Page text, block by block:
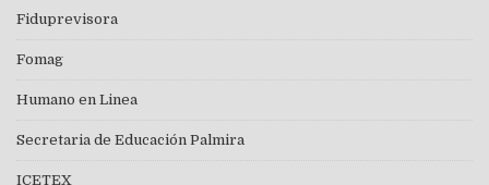
Fiduprevisora
Fomag
Humano en Linea
Secretaria de Educación Palmira
ICETEX